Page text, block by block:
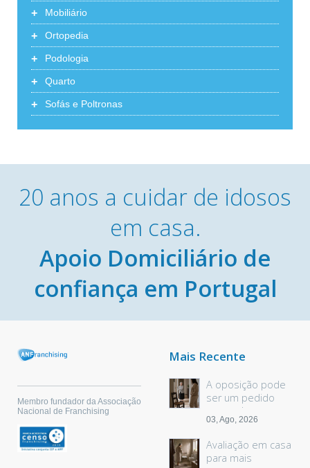
+ Mobiliário
+ Ortopedia
+ Podologia
+ Quarto
+ Sofás e Poltronas
20 anos a cuidar de idosos
em casa.
Apoio Domiciliário de
confiança em Portugal
Membro fundador da Associação
Nacional de Franchising
Mais Recente
A oposição pode
ser um pedido
sem palavras
03, Ago, 2026
Avaliação em casa
para mais